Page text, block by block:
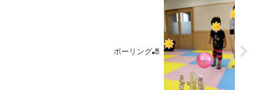
ボーリング🎳